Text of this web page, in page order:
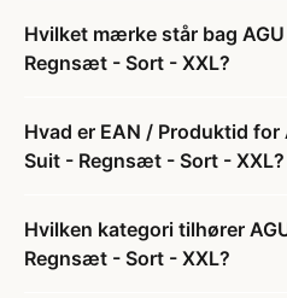
Hvilket mærke står bag
Regnsæt - Sort - XXL?
Hvad er EAN / Produktid for
Suit - Regnsæt - Sort - XXL?
Hvilken kategori tilhører
Regnsæt - Sort - XXL?